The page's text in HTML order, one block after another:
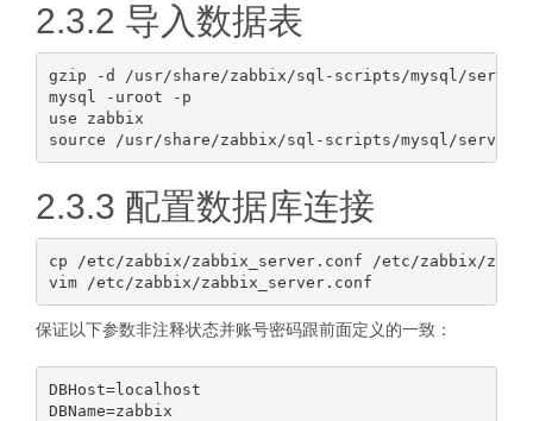
2.3.2 导入数据表
gzip -d /usr/share/zabbix/sql-scripts/mysql/
mysql -uroot -p
use zabbix
2.3.3 配置数据库连接
cp /etc/zabbix/zabbix_server.conf /etc/zabbix/
保证以下参数非注释状态并账号密码跟前面定义的一致：
DBHost=localhost
DBName=zabbix